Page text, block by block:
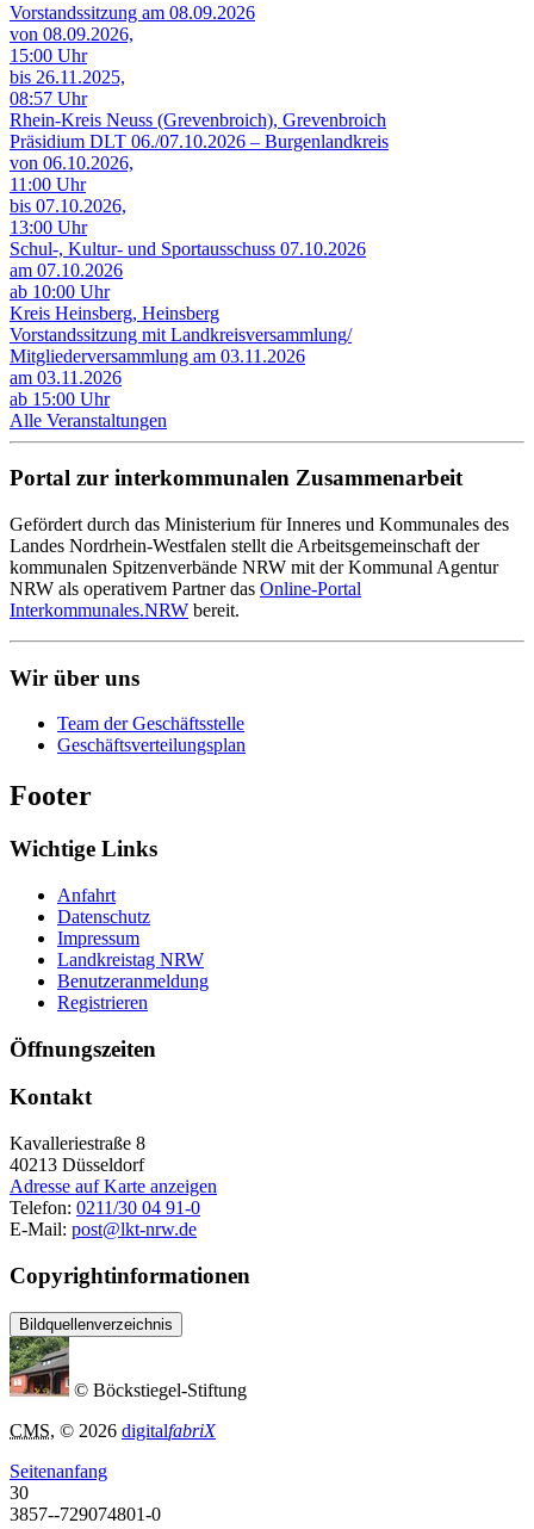
Vorstandssitzung am 08.09.2026
von 08.09.2026,
15:00 Uhr
bis 26.11.2025,
08:57 Uhr
Rhein-Kreis Neuss (Grevenbroich), Grevenbroich
Präsidium DLT 06./07.10.2026 – Burgenlandkreis
von 06.10.2026,
11:00 Uhr
bis 07.10.2026,
13:00 Uhr
Schul-, Kultur- und Sportausschuss 07.10.2026
am 07.10.2026
ab 10:00 Uhr
Kreis Heinsberg, Heinsberg
Vorstandssitzung mit Landkreisversammlung/
Mitgliederversammlung am 03.11.2026
am 03.11.2026
ab 15:00 Uhr
Alle Veranstaltungen
Portal zur interkommunalen Zusammenarbeit
Gefördert durch das Ministerium für Inneres und Kommunales des
Landes Nordrhein-Westfalen stellt die Arbeitsgemeinschaft der
kommunalen Spitzenverbände NRW mit der Kommunal Agentur
NRW als operativem Partner das Online-Portal
Interkommunales.NRW bereit.
Wir über uns
Team der Geschäftsstelle
Geschäftsverteilungsplan
Footer
Wichtige Links
Anfahrt
Datenschutz
Impressum
Landkreistag NRW
Benutzeranmeldung
Registrieren
Öffnungszeiten
Kontakt
Kavalleriestraße 8
40213 Düsseldorf
Adresse auf Karte anzeigen
Telefon: 0211/30 04 91-0
E-Mail: post@lkt-nrw.de
Copyrightinformationen
Bildquellenverzeichnis
© Böckstiegel-Stiftung
CMS, © 2026 digitalfabriX
Seitenanfang
30
3857--729074801-0